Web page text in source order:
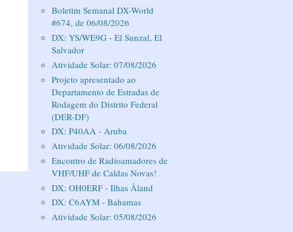
Boletim Semanal DX-World
#674, de 06/08/2026
DX: YS/WE9G - El Sunzal, El
Salvador
Atividade Solar: 07/08/2026
Projeto apresentado ao
Departamento de Estradas de
Rodagem do Distrito Federal
(DER-DF)
DX: P40AA - Aruba
Atividade Solar: 06/08/2026
Encontro de Radioamadores de
VHF/UHF de Caldas Novas!
DX: OH0ERF - Ilhas Åland
DX: C6AYM - Bahamas
Atividade Solar: 05/08/2026